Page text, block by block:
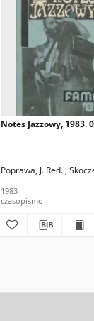
Notes Jazzowy, 1983.
Poprawa, J. Red. ;
1983
czasopismo